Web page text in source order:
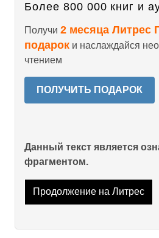
Более 800 000 книг и
Получи 2 месяца Литрес
подарок и наслаждайся
чтением
ПОЛУЧИТЬ ПОДАРОК
Данный текст является
фрагментом.
Продолжение на Литрес